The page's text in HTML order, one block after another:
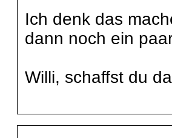
Ich denk das
dann noch ein
Willi, schaffst du